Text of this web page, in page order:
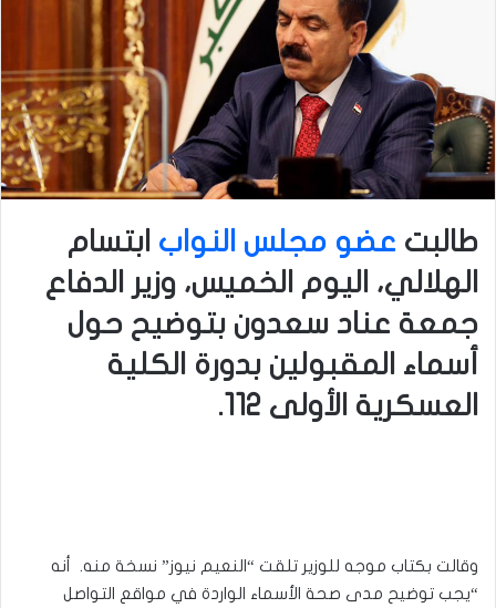
طالبت عضو مجلس النواب ابتسام
الهلالي، اليوم الخميس، وزير الدفاع
جمعة عناد سعدون بتوضيح حول
أسماء المقبولين بدورة الكلية
العسكرية الأولى 112.
وقالت بكتاب موجه للوزير تلقت “النعيم نيوز” نسخة منه. أنه
“يجب توضيح مدى صحة الأسماء الواردة في مواقع التواصل